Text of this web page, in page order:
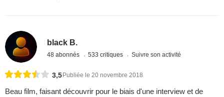
black B.
48 abonnés 533 critiques Suivre son activité
3,5 Publiée le 20 novembre 2018
Beau film, faisant découvrir pour le biais d'une interview et de